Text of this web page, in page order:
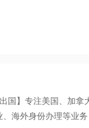
国】专注美国、加拿
海外身份办理等业